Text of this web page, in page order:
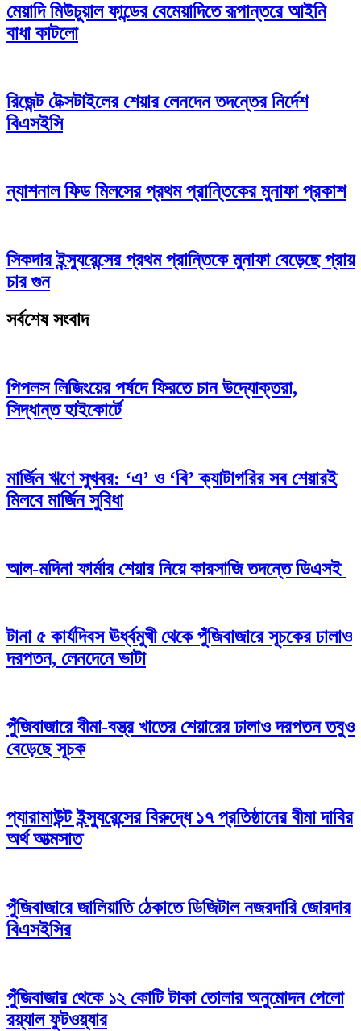
মেয়াদি মিউচুয়াল ফান্ডের বেমেয়াদিতে রূপান্তরে আইনি
বাধা কাটলো
রিজেন্ট টেক্সটাইলের শেয়ার লেনদেন তদন্তের নির্দেশ
বিএসইসি
ন্যাশনাল ফিড মিলসের প্রথম প্রান্তিকের মুনাফা প্রকাশ
সিকদার ইন্স্যুরেন্সের প্রথম প্রান্তিকে মুনাফা বেড়েছে প্রায়
চার গুন
সর্বশেষ সংবাদ
পিপলস লিজিংয়ের পর্ষদে ফিরতে চান উদ্যোক্তরা,
সিদ্ধান্ত হাইকোর্টে
মার্জিন ঋণে সুখবর: ‘এ’ ও ‘বি’ ক্যাটাগরির সব শেয়ারই
মিলবে মার্জিন সুবিধা
আল-মদিনা ফার্মার শেয়ার নিয়ে কারসাজি তদন্তে ডিএসই
টানা ৫ কার্যদিবস ঊর্ধ্বমুখী থেকে পুঁজিবাজারে সূচকের ঢালাও
দরপতন, লেনদেনে ভাটা
পুঁজিবাজারে বীমা-বস্ত্র খাতের শেয়ারের ঢালাও দরপতন তবুও
বেড়েছে সূচক
প্যারামাউন্ট ইন্স্যুরেন্সের বিরুদ্ধে ১৭ প্রতিষ্ঠানের বীমা দাবির
অর্থ আত্মসাত
পুঁজিবাজারে জালিয়াতি ঠেকাতে ডিজিটাল নজরদারি জোরদার
বিএসইসির
পুঁজিবাজার থেকে ১২ কোটি টাকা তোলার অনুমোদন পেলো
রয়্যাল ফুটওয়্যার